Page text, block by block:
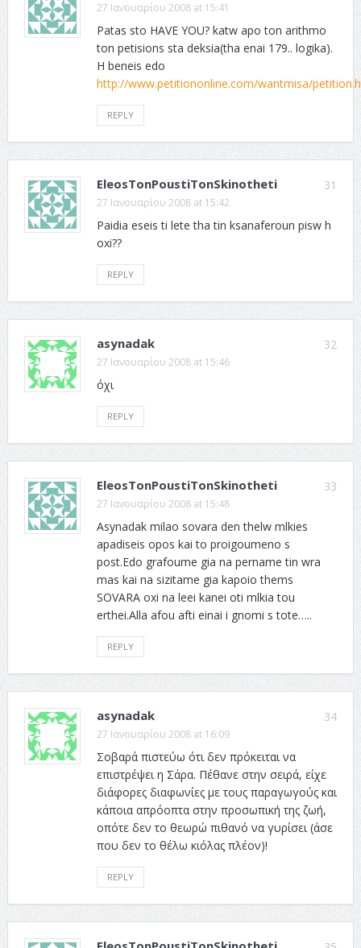
27 Ιανουαρίου 2008 at 15:41
Patas sto HAVE YOU? katw apo ton arithmo
ton petisions sta deksia(tha enai 179.. logika).
H beneis edo
http://www.petitiononline.com/wantmisa/
REPLY
31
EleosTonPoustiTonSkinotheti
27 Ιανουαρίου 2008 at 15:42
Paidia eseis ti lete tha tin ksanaferoun pisw h
oxi??
REPLY
32
asynadak
27 Ιανουαρίου 2008 at 15:46
όχι
REPLY
33
EleosTonPoustiTonSkinotheti
27 Ιανουαρίου 2008 at 15:48
Asynadak milao sovara den thelw mlkies
apadiseis opos kai to proigoumeno s
post.Edo grafoume gia na pername tin wra
mas kai na sizitame gia kapoio thems
SOVARA oxi na leei kanei oti mlkia tou
erthei.Alla afou afti einai i gnomi s tote…..
REPLY
34
asynadak
27 Ιανουαρίου 2008 at 16:09
Σοβαρά πιστεύω ότι δεν πρόκειται να
επιστρέψει η Σάρα. Πέθανε στην σειρά, είχε
διάφορες διαφωνίες με τους παραγωγούς και
κάποια απρόοπτα στην προσωπική της ζωή,
οπότε δεν το θεωρώ πιθανό να γυρίσει (άσε
που δεν το θέλω κιόλας πλέον)!
REPLY